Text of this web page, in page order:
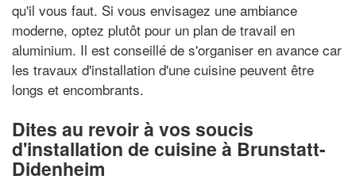
qu'il vous faut. Si vous envisagez une ambiance
moderne, optez plutôt pour un plan de travail en
aluminium. Il est conseillé de s'organiser en avance car
les travaux d'installation d'une cuisine peuvent être
longs et encombrants.
Dites au revoir à vos soucis
d'installation de cuisine à Brunstatt-
Didenheim